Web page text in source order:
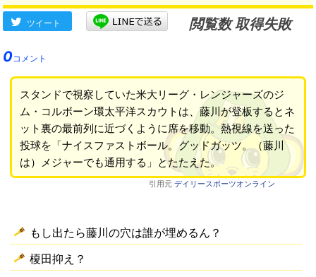
ツイート
閲覧数 取得失敗
0コメント
スタンドで視察していた米大リーグ・レンジャーズのジ
ム・コルボーン環太平洋スカウトは、藤川が登板するとネ
ット裏の最前列に近づくように席を移動。熱視線を送った
投球を「ナイスファストボール。グッドガッツ。（藤川
は）メジャーでも通用する」とたたえた。
引用元 デイリースポーツオンライン
もし出たら藤川の穴は誰が埋めるん？
榎田抑え？